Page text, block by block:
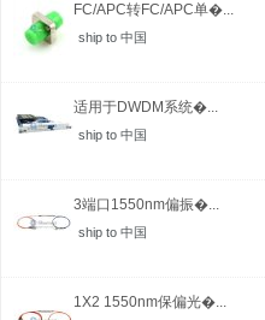
FC/APC转FC/APC单�...
ship to 中国
适用于DWDM系统�...
ship to 中国
3端口1550nm偏振�...
ship to 中国
1X2 1550nm保偏光�...